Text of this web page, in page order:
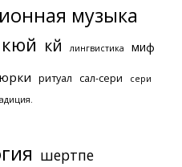
музыка
кюй күй лингвистика миф
ритуал сал-сери сери
шертпе